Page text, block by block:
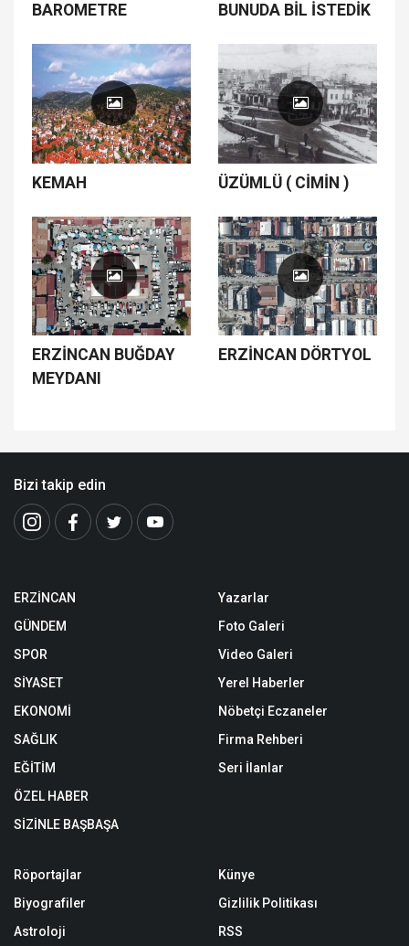
BAROMETRE BUNUDA BİL İSTEDİK
KEMAH ÜZÜMLÜ ( CİMİN )
ERZİNCAN BUĞDAY
MEYDANI
ERZİNCAN DÖRTYOL
Bizi takip edin
ERZİNCAN
GÜNDEM
SPOR
SİYASET
EKONOMİ
SAĞLIK
EĞİTİM
ÖZEL HABER
SİZİNLE BAŞBAŞA
Yazarlar
Foto Galeri
Video Galeri
Yerel Haberler
Nöbetçi Eczaneler
Firma Rehberi
Seri İlanlar
Röportajlar
Biyografiler
Astroloji
Künye
Gizlilik Politikası
RSS